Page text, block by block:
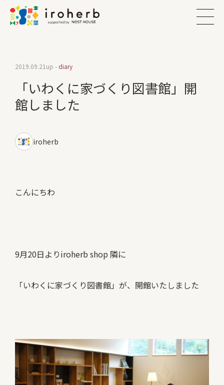
「いわくに家づくり図書館」開
館しました
2019.09.21 up - diary
iroherb
こんにちわ
9月20日よりiroherb shop 隣に
「いわくに家づくり図書館」が、開館いたしました